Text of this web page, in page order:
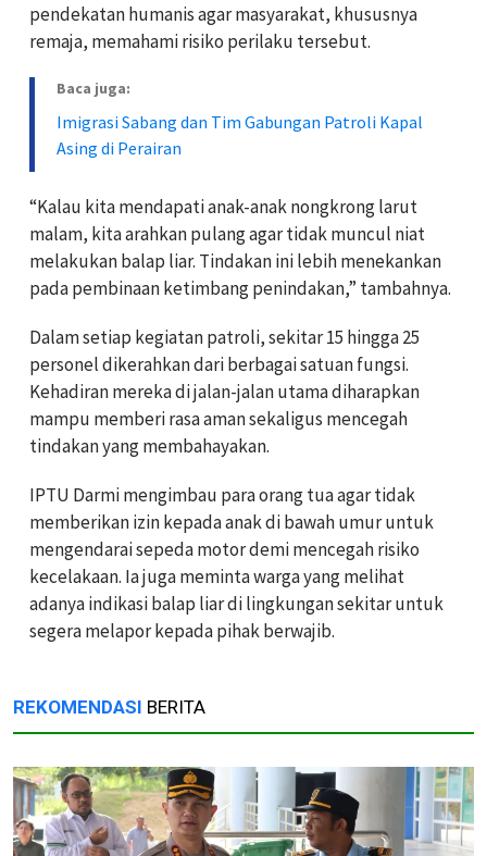
pendekatan humanis agar masyarakat, khususnya
remaja, memahami risiko perilaku tersebut.
Baca juga:
Imigrasi Sabang dan Tim Gabungan Patroli Kapal
Asing di Perairan
“Kalau kita mendapati anak-anak nongkrong larut
malam, kita arahkan pulang agar tidak muncul niat
melakukan balap liar. Tindakan ini lebih menekankan
pada pembinaan ketimbang penindakan,” tambahnya.
Dalam setiap kegiatan patroli, sekitar 15 hingga 25
personel dikerahkan dari berbagai satuan fungsi.
Kehadiran mereka di jalan-jalan utama diharapkan
mampu memberi rasa aman sekaligus mencegah
tindakan yang membahayakan.
IPTU Darmi mengimbau para orang tua agar tidak
memberikan izin kepada anak di bawah umur untuk
mengendarai sepeda motor demi mencegah risiko
kecelakaan. Ia juga meminta warga yang melihat
adanya indikasi balap liar di lingkungan sekitar untuk
segera melapor kepada pihak berwajib.
REKOMENDASI BERITA